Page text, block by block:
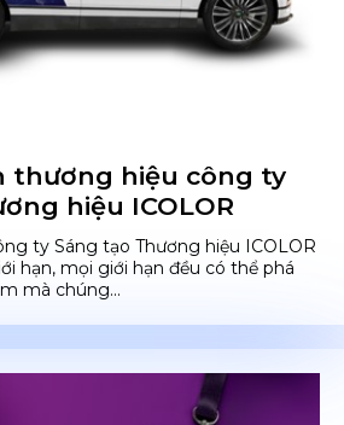
thương hiệu công ty
hiệu ICOLOR
ty Sáng tạo Thương hiệu ICOLOR
hạn, mọi giới hạn đều có thể phá
mà chúng...